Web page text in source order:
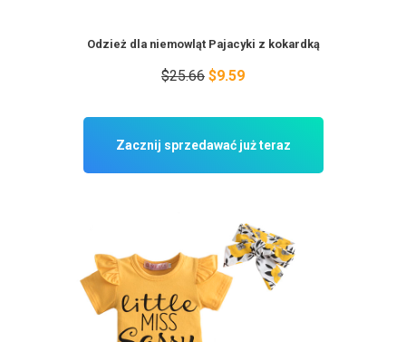
Odzież dla niemowląt Pajacyki z kokardką
$25.66 $9.59
Zacznij sprzedawać już teraz